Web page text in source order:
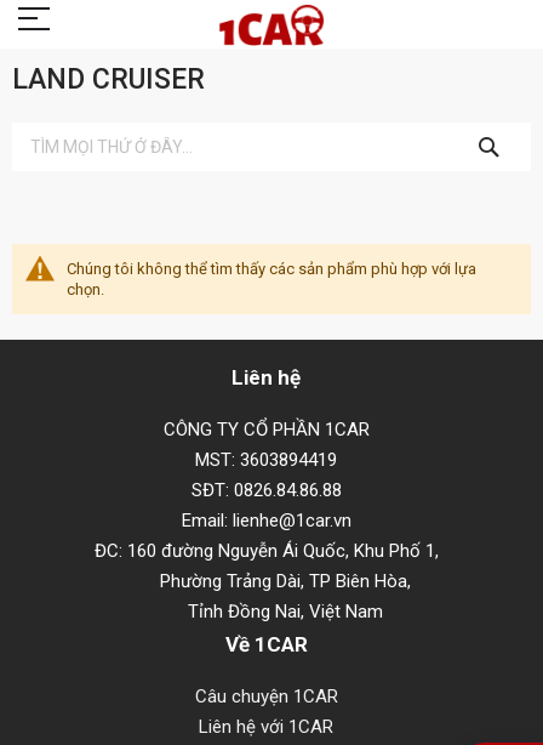
LAND CRUISER
KIẾM
Chúng tôi không thể tìm thấy các sản phẩm phù hợp với lựa
chọn.
Liên hệ
CÔNG TY CỔ PHẦN 1CAR
MST: 3603894419
SĐT: 0826.84.86.88
Email: lienhe@1car.vn
ĐC: 160 đường Nguyễn Ái Quốc, Khu Phố 1,
Phường Trảng Dài, TP Biên Hòa,
Tỉnh Đồng Nai, Việt Nam
Về 1CAR
Câu chuyện 1CAR
Liên hệ với 1CAR